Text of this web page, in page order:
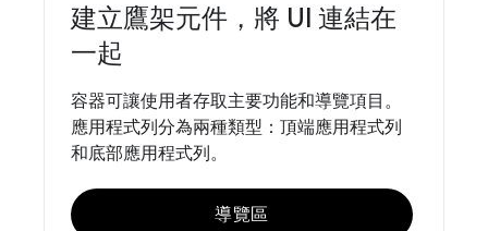
建立鷹架元件，將 UI 連結在
一起
容器可讓使用者存取主要功能和導覽項目。
應用程式列分為兩種類型：頂端應用程式列
和底部應用程式列。
導覽區